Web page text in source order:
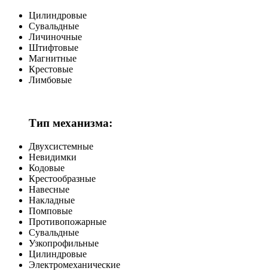
Цилиндровые
Сувальдные
Личиночные
Штифтовые
Магнитные
Крестовые
Лимбовые
Тип механизма:
Двухсистемные
Невидимки
Кодовые
Крестообразные
Навесные
Накладные
Помповые
Противопожарные
Сувальдные
Узкопрофильные
Цилиндровые
Электромеханические